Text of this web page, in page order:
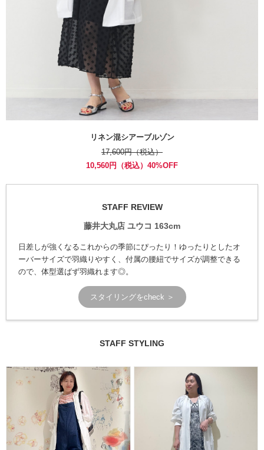
リネン混シアーブルゾン
17,600円（税込）
10,560円（税込）40%OFF
STAFF REVIEW
藤井大丸店 ユウコ 163cm
日差しが強くなるこれからの季節にぴったり！ゆったりとしたオ
ーバーサイズで羽織りやすく、付属の腰紐でサイズが調整できる
ので、体型選ばず羽織れます◎。
スタイリングをcheck ＞
STAFF STYLING